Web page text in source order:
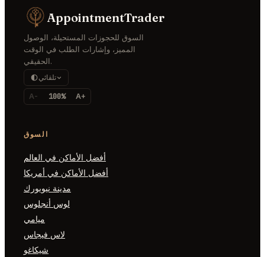
AppointmentTrader
السوق للحجوزات المستحيلة، الوصول
المميز، وإشارات الطلب في الوقت
الحقيقي.
تلقائي
A- 100% A+
السوق
أفضل الأماكن في العالم
أفضل الأماكن في أمريكا
مدينة نيويورك
لوس أنجلوس
ميامي
لاس فيجاس
شيكاغو